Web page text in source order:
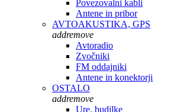
Povezovalni kabli
Antene in pribor
AVTOAKUSTIKA, GPS
addremove
Avtoradio
Zvočniki
FM oddajniki
Antene in konektorji
OSTALO
addremove
Ure, budilke